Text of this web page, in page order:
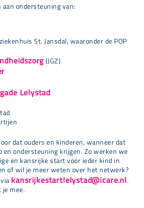
ondersteuning van:
St. Jansdal, waaronder de POP
(JGZ)
Lelystad
dat ouders en kinderen, wanneer dat
en ondersteuning krijgen. Zo werken we
en kansrijke start voor ieder kind in
of wil je meer weten over het netwerk?
kansrijkestartlelystad@icare.nl.
je mee.